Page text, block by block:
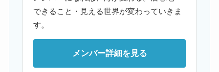
できること・見える世界が変わっていきま
す。
メンバー詳細を見る